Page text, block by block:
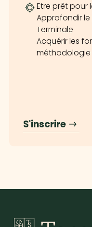
Etre prêt pour
Approfondir
Terminale
Acquérir les
S'inscrire